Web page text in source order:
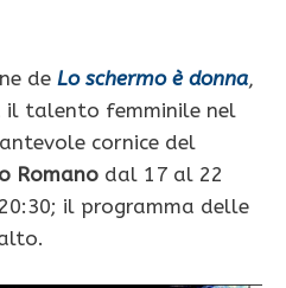
de Lo schermo è donna,
il talento femminile nel
cornice del
Romano dal 17 al 22
il programma delle